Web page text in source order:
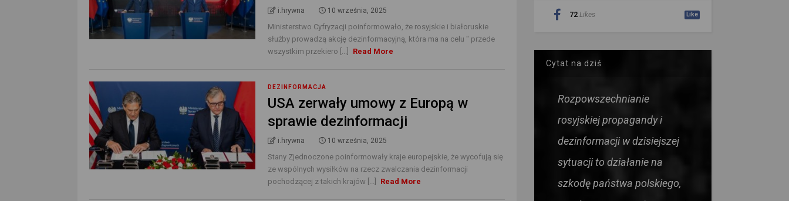
i.hrywna 10 września, 2025
Ministerstwo Cyfryzacji poinformowało, że rosyjskie i białoruskie
służby prowadzą akcję dezinformacyjną, która ma na celu " przede
wszystkim przekiero [...]
Read More
DEZINFORMACJA
USA zerwały umowy z Europą w
sprawie dezinformacji
i.hrywna 10 września, 2025
Stany Zjednoczone poinformowały kraje europejskie, że wycofują się
ze wspólnych wysiłków na rzecz zwalczania dezinformacji
pochodzącej z takich krajów [...]
Read More
72 Likes Like
Cytat na dziś
Rozpowszechnianie
rosyjskiej propagandy i
dezinformacji w dzisiejszej
sytuacji to działanie na
szkodę państwa polskiego,